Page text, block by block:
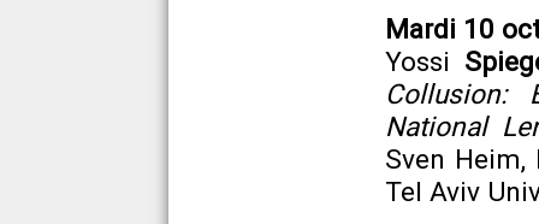
Mardi 10
Yossi
Collusion:
National
Sven Heim,
Tel Aviv